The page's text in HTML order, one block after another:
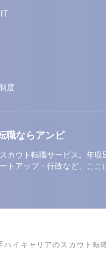
IT
度
職ならアンビ
カウト転職サービス。年
トアップ・行政など、ここ
ハイキャリアのスカウト転